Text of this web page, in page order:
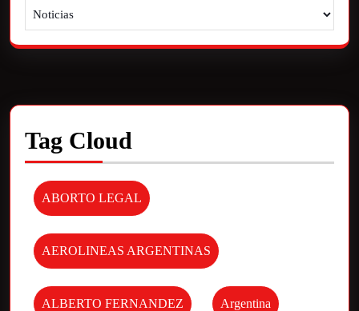
Tag Cloud
ABORTO LEGAL
AEROLINEAS ARGENTINAS
ALBERTO FERNANDEZ Argentina